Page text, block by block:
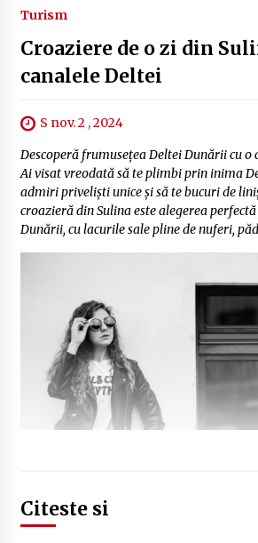
Turism
Croaziere de o zi din
canalele Deltei
S nov. 2 , 2024
Descoperă frumusețea Deltei Dunării cu o
Ai visat vreodată să te plimbi prin inima
admiri priveliști unice și să te bucuri de
croazieră din Sulina este alegerea
Dunării, cu lacurile sale pline de nuferi,
Citeste si